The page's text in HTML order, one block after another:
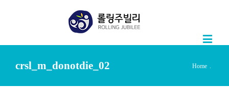
crsl_m_donotdie_02 Home